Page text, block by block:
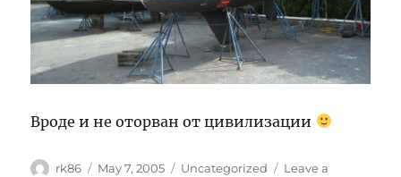
Вроде и не оторван от цивилизации
Author
rk86
Posted
May 7, 2005 Categories
Uncategorized
Leave a